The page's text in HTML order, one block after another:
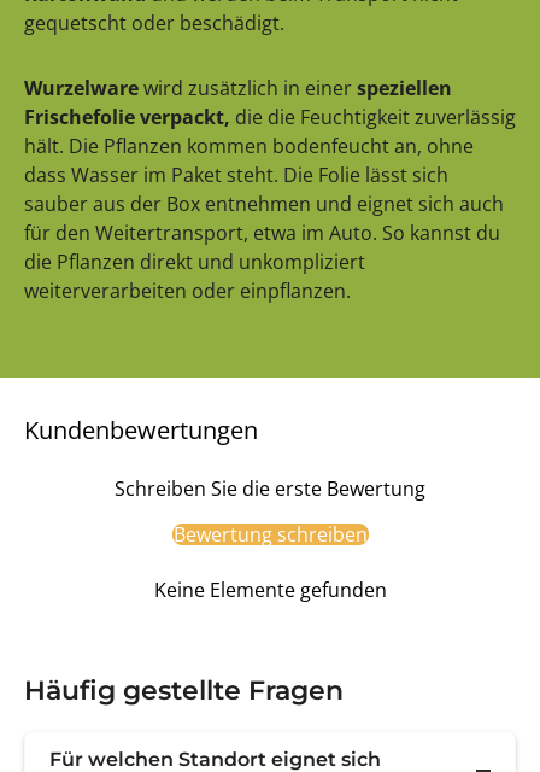
gequetscht oder beschädigt.
Wurzelwarewird zusätzlich in einerspeziellen
Frischefolie verpackt, die die Feuchtigkeit zuverlässig
hält. Die Pflanzen kommen bodenfeucht an, ohne
dass Wasser im Paket steht. Die Folie lässt sich
sauber aus der Box entnehmen und eignet sich auch
für den Weitertransport, etwa im Auto. So kannst du
die Pflanzen direkt und unkompliziert
weiterverarbeiten oder einpflanzen.
Kundenbewertungen
Schreiben Sie die erste Bewertung
Bewertung schreiben
Keine Elemente gefunden
Häufig gestellte Fragen
Für welchen Standort eignet sich